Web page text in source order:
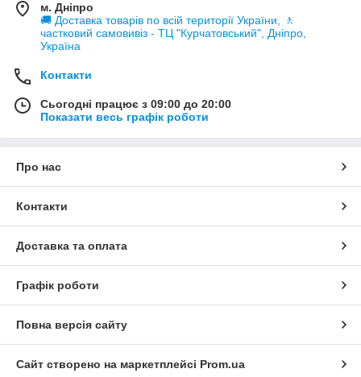
м. Дніпро
🚚 Доставка товарів по всій території України, 🚶
частковий самовивіз - ТЦ "Курчатовський", Дніпро,
Україна
Контакти
Сьогодні працює з 09:00 до 20:00
Показати весь графік роботи
Про нас
Контакти
Доставка та оплата
Графік роботи
Повна версія сайту
Сайт створено на маркетплейсі Prom.ua